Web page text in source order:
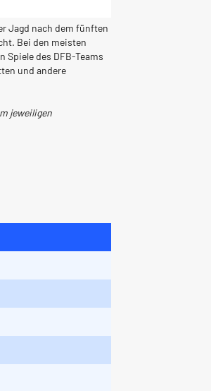
Jagd nach dem fünften
Bei den meisten
Spiele des DFB-Teams
und andere
jeweiligen